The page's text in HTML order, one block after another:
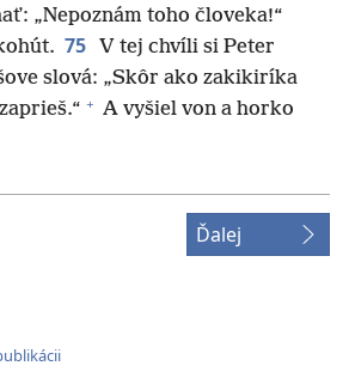
„Nepoznám toho človeka!“
75
V tej chvíli si Peter
slová: „Skôr ako zakikiríka
+ A vyšiel von a horko
Ďalej